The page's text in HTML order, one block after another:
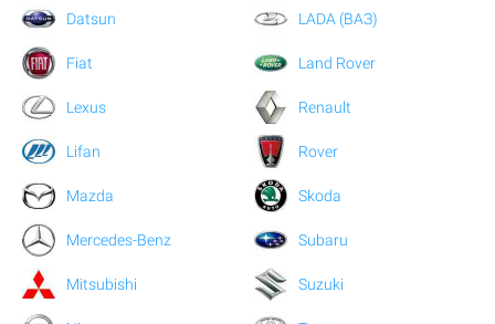
Datsun
Fiat
LADA (ВАЗ)
Land Rover
Lexus
Lifan
Mazda
Mercedes-Benz
Mitsubishi
Renault
Rover
Skoda
Subaru
Suzuki